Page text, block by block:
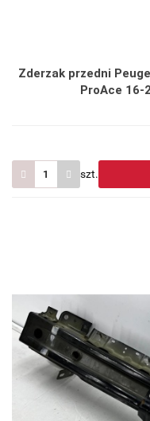
Zderzak przedni
ProAce 16-
szt.